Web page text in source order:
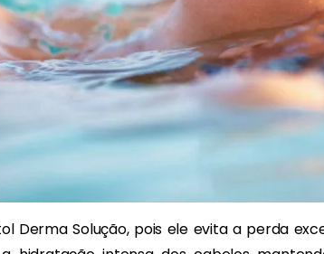
Derma Solução, pois ele evita a perda